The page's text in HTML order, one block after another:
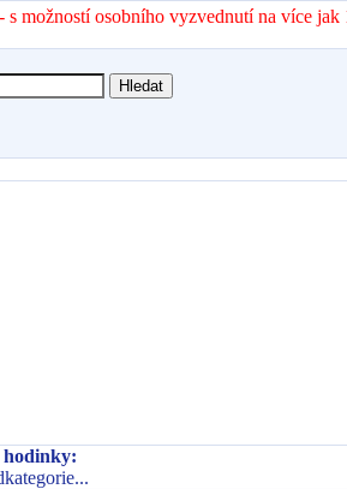
s možností osobního vyzvednutí na více
hodinky: